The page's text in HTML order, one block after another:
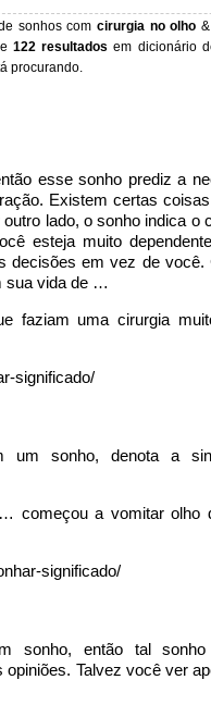
sonhos com cirurgia no olho
122 resultados em dicionário
procurando.
esse sonho prediz a
Existem certas
lado, o sonho indica o
esteja muito
decisões em vez de você.
sua vida de …
faziam uma cirurgia
significado/
um sonho, denota a
… começou a vomitar olho
significado/
sonho, então tal
Talvez você ver